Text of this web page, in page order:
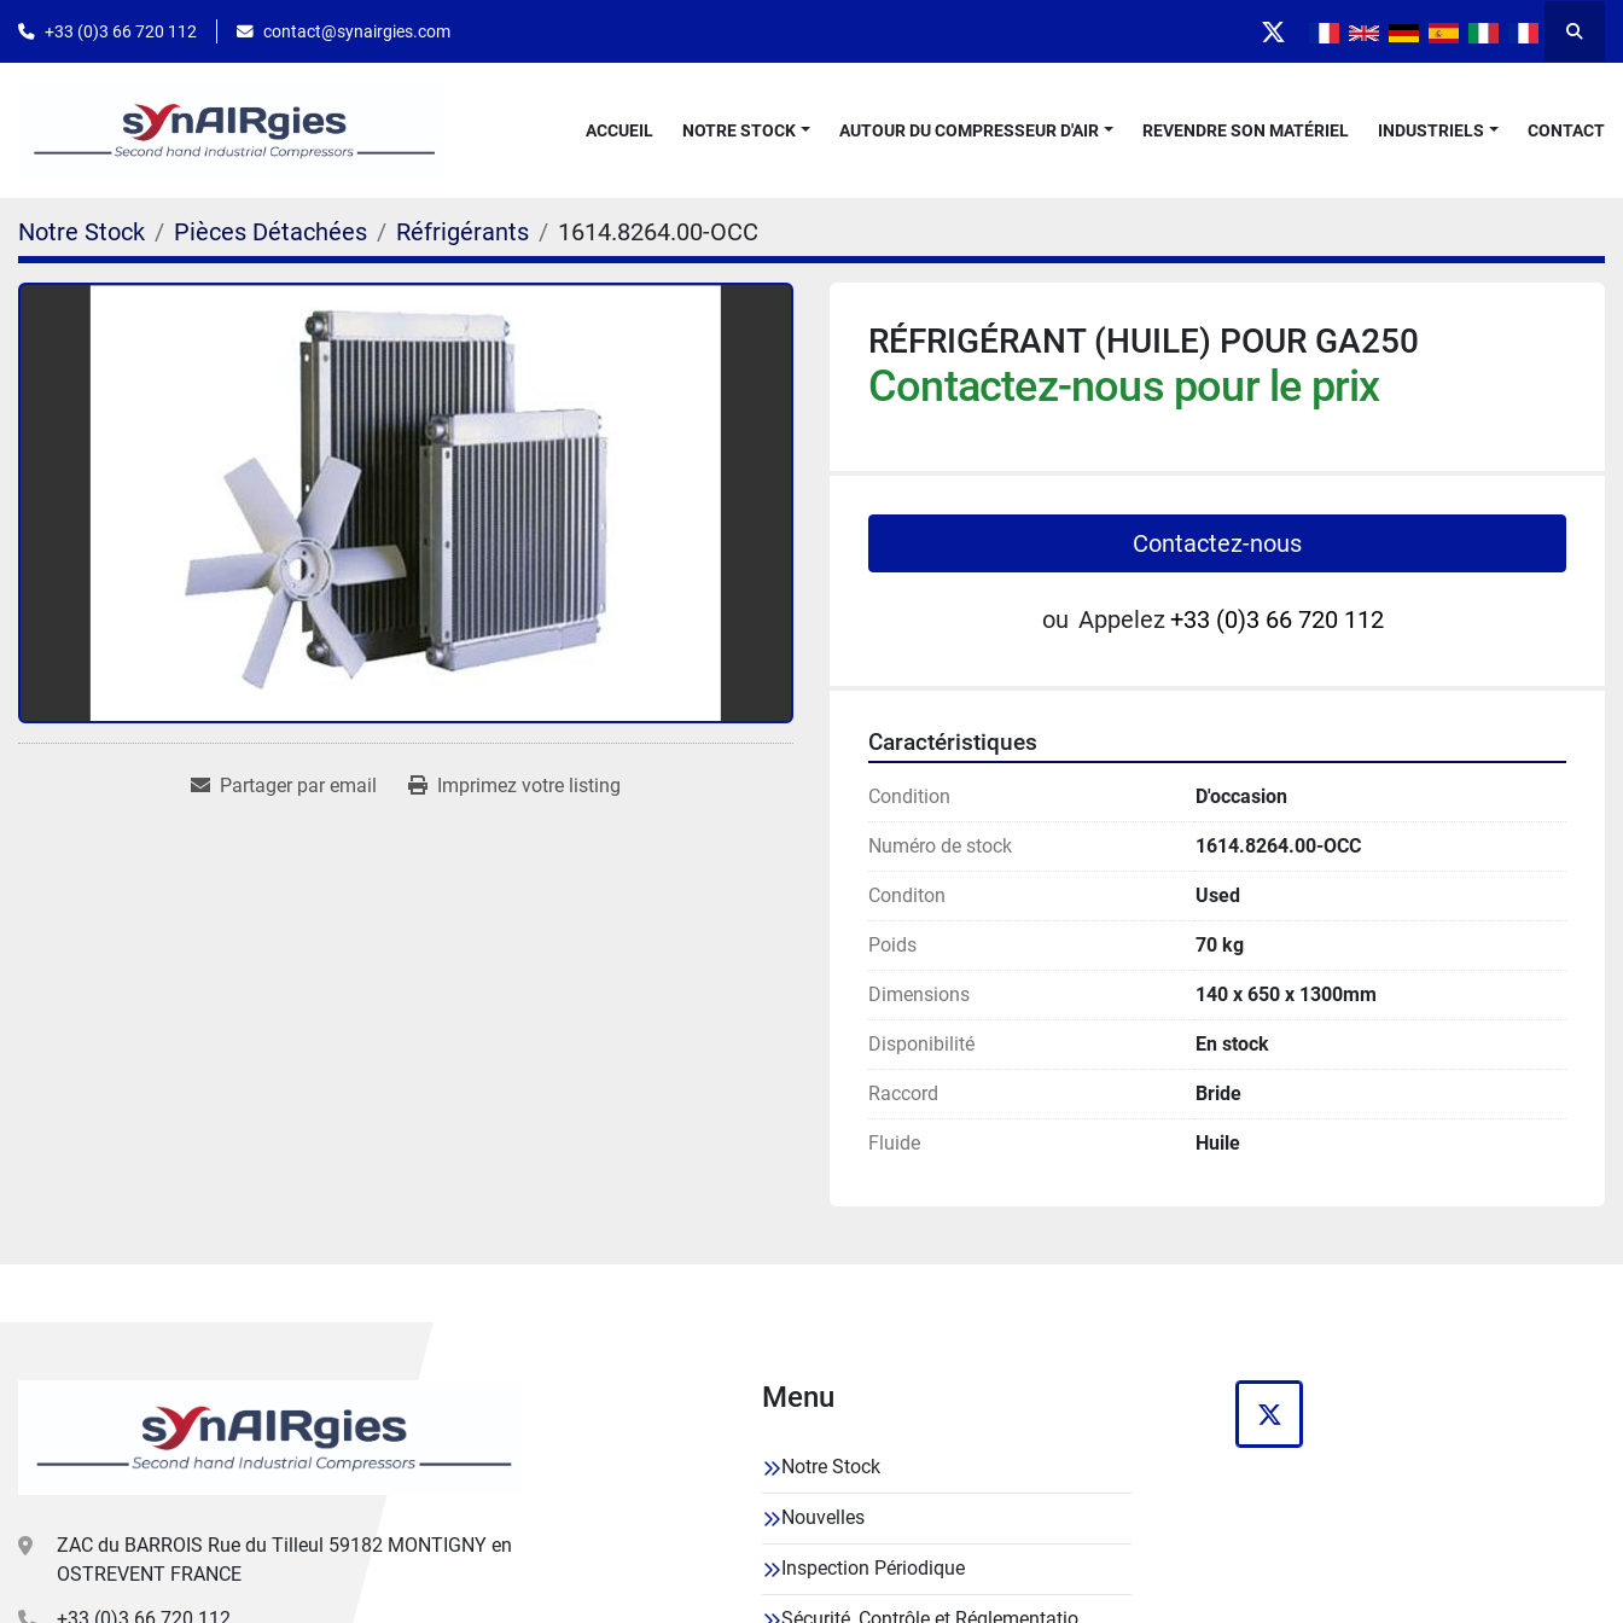
+33 (0)3 66 720 112 contact@synairgies.com
twitter
ACCUEIL NOTRE STOCK AUTOUR DU COMPRESSEUR D'AIR REVENDRE SON MATÉRIEL INDUSTRIELS CONTACT
Notre Stock Pièces Détachées Réfrigérants 1614.8264.00-OCC
Partager par email Imprimez votre listing
RÉFRIGÉRANT (HUILE) POUR GA250
Contactez-nous pour le prix
Contactez-nous
ou Appelez+33 (0)3 66 720 112
Caractéristiques
Condition D'occasion
Numéro de stock 1614.8264.00-OCC
Conditon Used
Poids 70 kg
Dimensions 140 x 650 x 1300mm
Disponibilité En stock
Raccord Bride
Fluide Huile
ZAC du BARROIS Rue du Tilleul 59182 MONTIGNY en
OSTREVENT FRANCE
Menu
Notre Stock
Nouvelles
Inspection Périodique
twitter